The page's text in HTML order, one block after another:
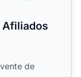
Afiliados
de